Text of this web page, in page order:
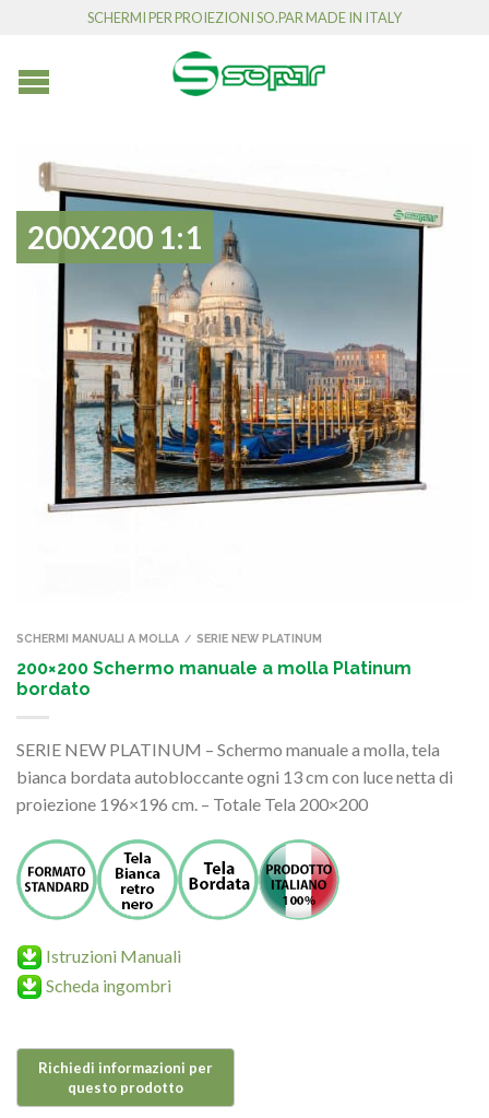
SCHERMI PER PROIEZIONI SO.PAR MADE IN ITALY
200X200 1:1
SCHERMI MANUALI A MOLLA / SERIE NEW PLATINUM
200×200 Schermo manuale a molla Platinum
bordato
SERIE NEW PLATINUM – Schermo manuale a molla, tela
bianca bordata autobloccante ogni 13 cm con luce netta di
proiezione 196×196 cm. – Totale Tela 200×200
Istruzioni Manuali
Scheda ingombri